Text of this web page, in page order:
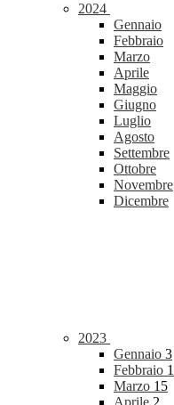
2024
Gennaio
Febbraio
Marzo
Aprile
Maggio
Giugno
Luglio
Agosto
Settembre
Ottobre
Novembre
Dicembre
2023
Gennaio 3
Febbraio 1
Marzo 15